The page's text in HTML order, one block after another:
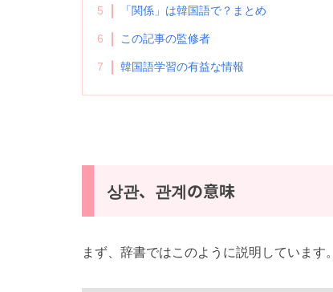
5 「関係」は韓国語で？まとめ
6 この記事の監修者
7 韓国語学習の有益な情報
상관、관계の意味
まず、辞書ではこのように説明しています。